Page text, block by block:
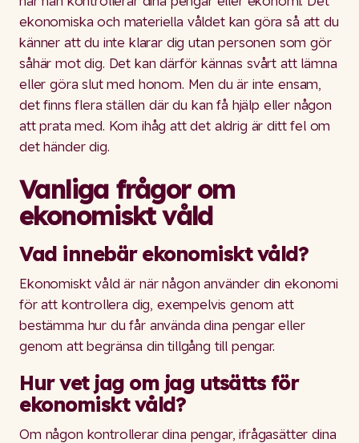
ekonomiska och materiella våldet kan göra så att du
känner att du inte klarar dig utan personen som gör
såhär mot dig. Det kan därför kännas svårt att lämna
eller göra slut med honom. Men du är inte ensam,
det finns flera ställen där du kan få hjälp eller någon
att prata med. Kom ihåg att det aldrig är ditt fel om
det händer dig.
Vanliga frågor om
ekonomiskt våld
Vad innebär ekonomiskt våld?
Ekonomiskt våld är när någon använder din ekonomi
för att kontrollera dig, exempelvis genom att
bestämma hur du får använda dina pengar eller
genom att begränsa din tillgång till pengar.
Hur vet jag om jag utsätts för
ekonomiskt våld?
Om någon kontrollerar dina pengar, ifrågasätter dina